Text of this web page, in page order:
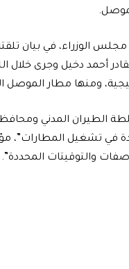
الوزراء، في بيان
أحمد دخيل وجرى
ومنها مطار الموصل
الطيران المدني
في تشغيل المطارات”،
والتوقيتات المحددة”.